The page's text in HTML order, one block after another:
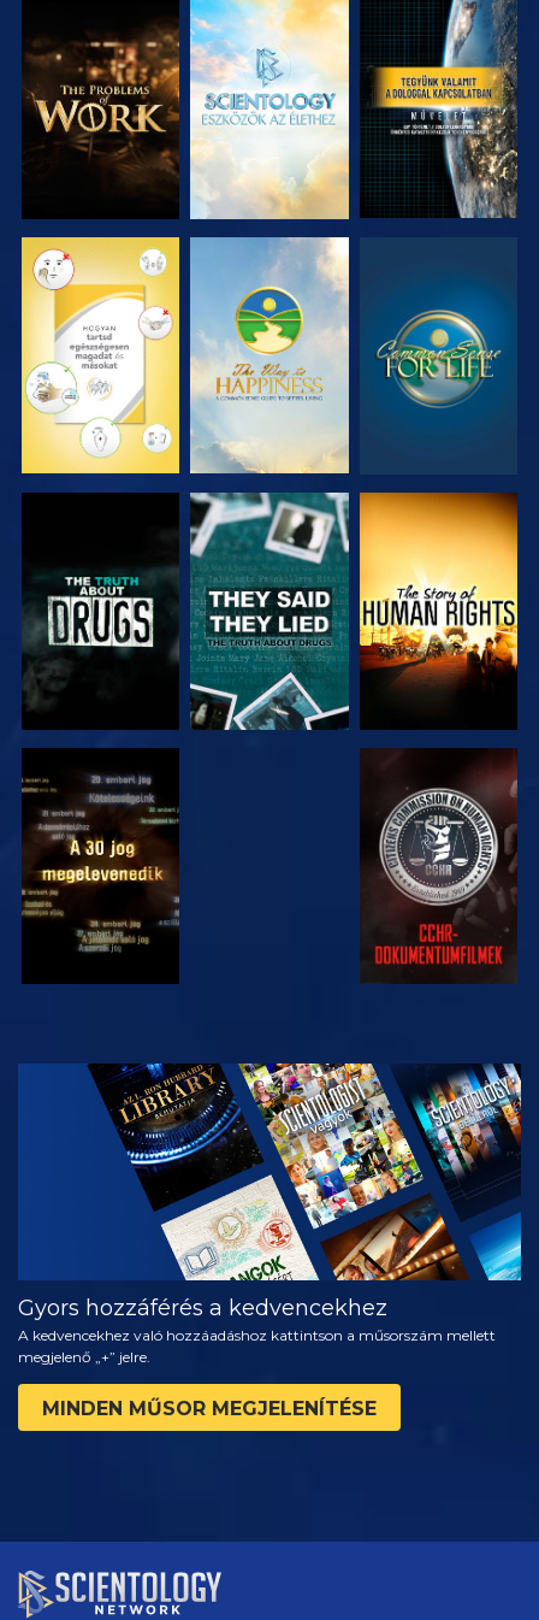
A SOROZAT
RÉSZEI
A SOROZAT
RÉSZEI
MŰSORNÉZÉS
MŰSORNÉZÉS MŰSORNÉZÉS MŰSORNÉZÉS
MŰSORNÉZÉS MŰSORNÉZÉS
MŰSORNÉZÉS MŰSORNÉZÉS
MŰSORNÉZÉS
A SOROZAT
RÉSZEI
Gyors hozzáférés a kedvencekhez
A kedvencekhez való hozzáadáshoz kattintson a műsorszám mellett
megjelenő „+” jelre.
MINDEN MŰSOR MEGJELENÍTÉSE